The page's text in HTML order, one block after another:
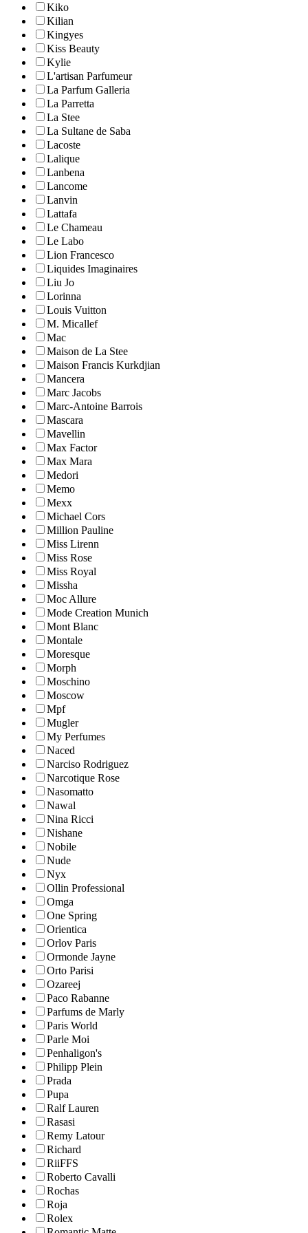
Kiko
Kilian
Kingyes
Kiss Beauty
Kylie
L'artisan Parfumeur
La Parfum Galleria
La Parretta
La Stee
La Sultane de Saba
Lacoste
Lalique
Lanbena
Lancome
Lanvin
Lattafa
Le Chameau
Le Labo
Lion Francesco
Liquides Imaginaires
Liu Jo
Lorinna
Louis Vuitton
M. Micallef
Mac
Maison de La Stee
Maison Francis Kurkdjian
Mancera
Marc Jacobs
Marc-Antoine Barrois
Mascara
Mavellin
Max Factor
Max Mara
Medori
Memo
Mexx
Michael Cors
Million Pauline
Miss Lirenn
Miss Rose
Miss Royal
Missha
Moc Allure
Mode Creation Munich
Mont Blanc
Montale
Moresque
Morph
Moschino
Moscow
Mpf
Mugler
My Perfumes
Naced
Narciso Rodriguez
Narcotique Rose
Nasomatto
Nawal
Nina Ricci
Nishane
Nobile
Nude
Nyx
Ollin Professional
Omga
One Spring
Orientica
Orlov Paris
Ormonde Jayne
Orto Parisi
Ozareej
Paco Rabanne
Parfums de Marly
Paris World
Parle Moi
Penhaligon's
Philipp Plein
Prada
Pupa
Ralf Lauren
Rasasi
Remy Latour
Richard
RiiFFS
Roberto Cavalli
Rochas
Roja
Rolex